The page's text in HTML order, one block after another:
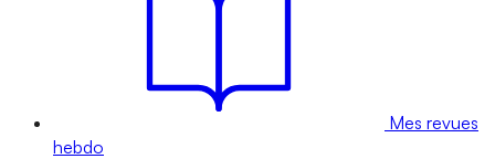
Mes revues
hebdo